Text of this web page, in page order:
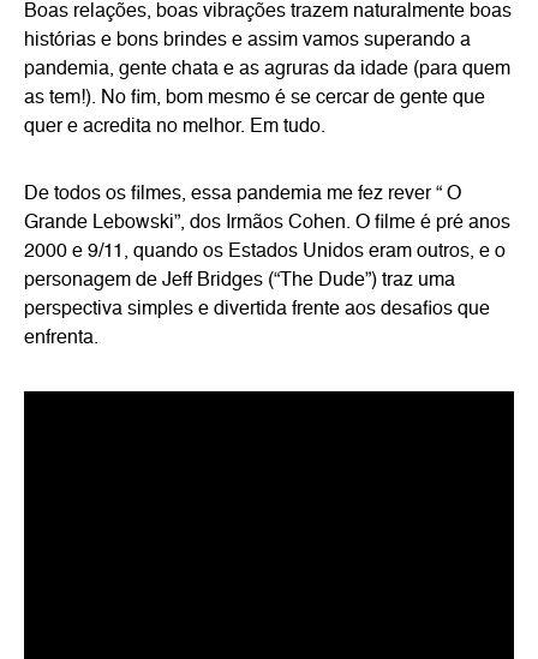
Boas relações, boas vibrações trazem naturalmente boas
histórias e bons brindes e assim vamos superando a
pandemia, gente chata e as agruras da idade (para quem
as tem!). No fim, bom mesmo é se cercar de gente que
quer e acredita no melhor. Em tudo.
De todos os filmes, essa pandemia me fez rever “ O
Grande Lebowski”, dos Irmãos Cohen. O filme é pré anos
2000 e 9/11, quando os Estados Unidos eram outros, e o
personagem de Jeff Bridges (“The Dude”) traz uma
perspectiva simples e divertida frente aos desafios que
enfrenta.